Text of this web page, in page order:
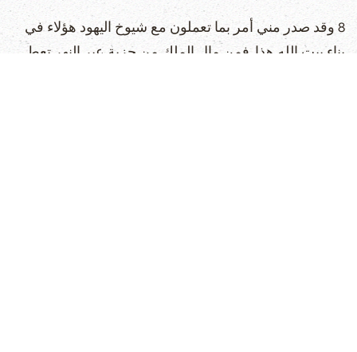
8 وقد صدر مني أمر بما تعملون مع شيوخ اليهود هؤلاء في
بناء بيت الله هذا. فمن مال الملك من جزية عبر النهر تعط